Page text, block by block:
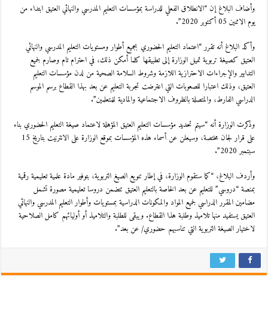
وأضاف البلاغ إن “الانطلاق الفعلي للدراسة بمؤسسات التعليم المدرسي والنهائي العتيق ابتداء من
يوم الاثنين 05 أكتوبر 2020”.
وأكد البلاغ أنه تقرر “اعتماد التعليم الحضوري بجميع أطوار ومستويات التعليم المدرسي والنهائي
العتيق كصيغة تربوية تميل الوزارة إلى تطبيقها كلما أمكن ذلك، في احترام تام وصارم لجميع
التدابير والإجراءات الاحترازية اللازمة وشروط السلامة الصحية من لدن مؤسسات التعليم
العتيق، وذلك اعتبارا للصعوبات التي اعترضت تجربة التعليم عن بعد بهذا القطاع برسم الموسم
الدراسي الفارط، والمتصلة بالظروف الاجتماعية والمادية للمتعلمين”.
وذكرت الوزارة أنه “سيتم تحديد مؤسسات التعليم العتيق المؤهلة لاعتماد صيغة التعليم الحضوري بناء
على قرار لجان مختصة، وسيعلن عن أسماء هذه المؤسسات بموقع الوزارة على الانترنيت بتاريخ 15
سبتمبر 2020”.
وأردف البلاغ، “كما ستقوم الوزارة، في إطار تنويع الصيغ التربوية، بتوفير مادة علمية تعليمية رقمية
بمنصة “دروسي” للتعليم عن بعد الخاصة بالتعليم العتيق تتضمن دروسا تعليمية مصورة تشمل
مضامين المقرر الدراسي لجميع المواد والمكونات الدراسية بمستويات وأطوار التعليم المدرسي والنهائي
العتيق يستفيد منها تلاميذ وطلبة هذا القطاع. ويبقى للطلبة والتلاميذ أو أوليائهم كامل الصلاحية
لاختيار الصيغة التربوية التي تناسبهم حضوري/ عن بعد”.